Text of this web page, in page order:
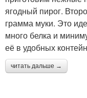
ягодный пирог.
грамма муки. Это
много белка и
её в удобных
читать дальше →